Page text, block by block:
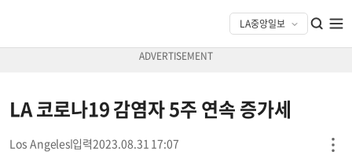
LA 코로나19 감염자 5주 연속 증가세
Los Angeles 2023.08.31 17:07